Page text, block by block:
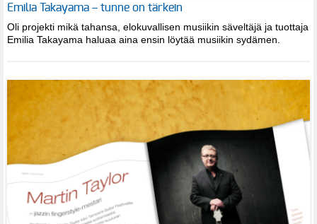
Emilia Takayama – tunne on tärkein
Oli projekti mikä tahansa, elokuvallisen musiikin säveltäjä ja tuottaja
Emilia Takayama haluaa aina ensin löytää musiikin sydämen.